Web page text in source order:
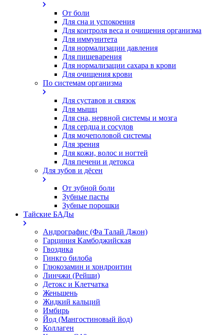
От боли
Для сна и успокоения
Для контроля веса и очищения организма
Для иммунитета
Для нормализации давления
Для пищеварения
Для нормализации сахара в крови
Для очищения крови
По системам организма
Для суставов и связок
Для мышц
Для сна, нервной системы и мозга
Для сердца и сосудов
Для мочеполовой системы
Для зрения
Для кожи, волос и ногтей
Для печени и детокса
Для зубов и дёсен
От зубной боли
Зубные пасты
Зубные порошки
Тайские БАДы
Андрографис (Фа Талай Джон)
Гарциния Камбоджийская
Гвоздика
Гинкго билоба
Глюкозамин и хондроитин
Линчжи (Рейши)
Детокс и Клетчатка
Женьшень
Жидкий кальций
Имбирь
Йод (Мангостиновый йод)
Коллаген